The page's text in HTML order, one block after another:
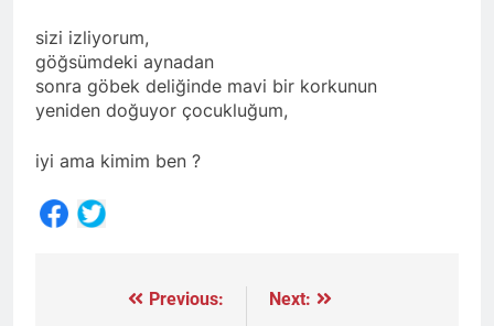
sizi izliyorum,
göğsümdeki aynadan
sonra göbek deliğinde mavi bir korkunun
yeniden doğuyor çocukluğum,
iyi ama kimim ben ?
Previous: Next: